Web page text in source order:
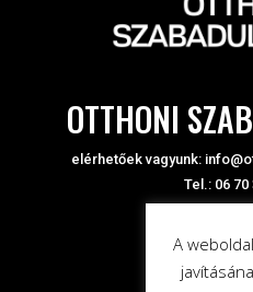
OTTHONI
elérhetőek vagyunk:
Tel.: 06 70
A